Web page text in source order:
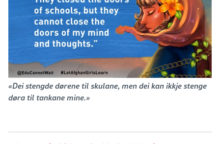
«Dei stengde dørene til skulane, men dei kan ikkje stenge
døra til tankane mine.»